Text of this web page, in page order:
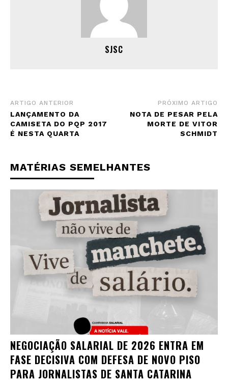
SJSC
ARTIGO ANTERIOR
LANÇAMENTO DA
CAMISETA DO PQP 2017
É NESTA QUARTA
PRÓXIMO ARTIGO
NOTA DE PESAR PELA
MORTE DE VITOR
SCHMIDT
MATÉRIAS SEMELHANTES
NEGOCIAÇÃO SALARIAL DE 2026 ENTRA EM
FASE DECISIVA COM DEFESA DE NOVO PISO
PARA JORNALISTAS DE SANTA CATARINA